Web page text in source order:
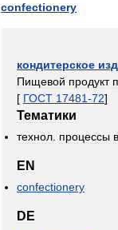
confectionery
кондитерское
Пищевой продукт
[ ГОСТ 17481-72]
Тематики
технол процессы в
EN
confectionery
DE